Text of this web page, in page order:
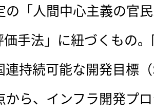
の「人間中心主義の官
価手法」に紐づくもの
連持続可能な開発目標
から、インフラ開発プ